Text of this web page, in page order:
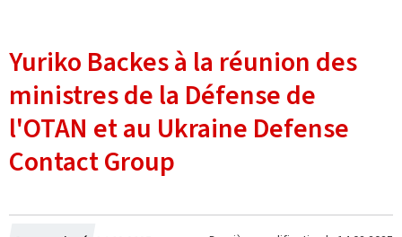
Yuriko Backes à la réunion des
ministres de la Défense de
l'OTAN et au Ukraine Defense
Contact Group